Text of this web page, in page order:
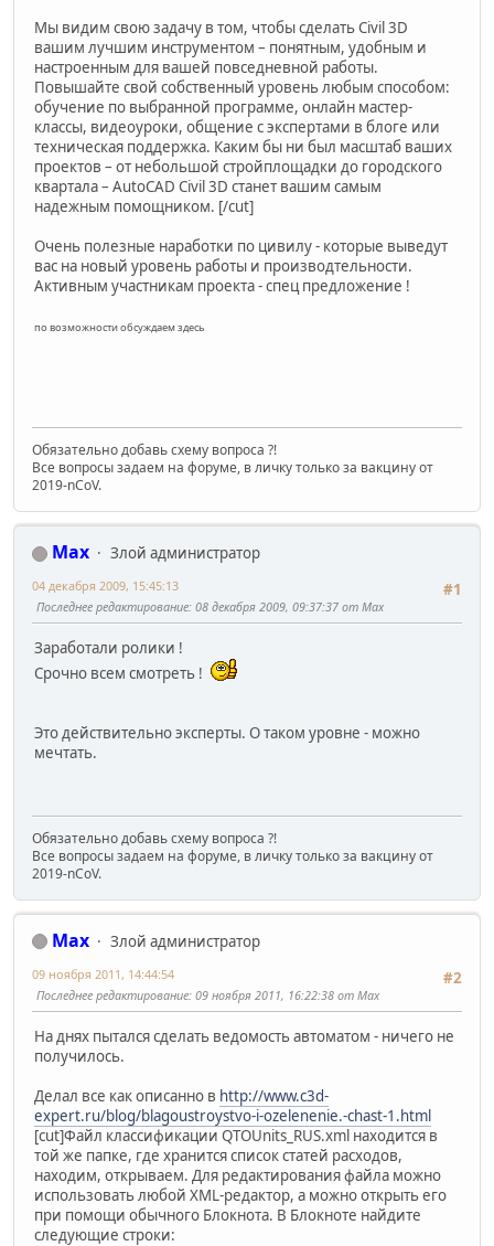
Мы видим свою задачу в том, чтобы сделать Civil 3D
вашим лучшим инструментом – понятным, удобным и
настроенным для вашей повседневной работы.
Повышайте свой собственный уровень любым способом:
обучение по выбранной программе, онлайн мастер-
классы, видеоуроки, общение с экспертами в блоге или
техническая поддержка. Каким бы ни был масштаб ваших
проектов – от небольшой стройплощадки до городского
квартала – AutoCAD Civil 3D станет вашим самым
надежным помощником. [/cut]
Очень полезные наработки по цивилу - которые выведут
вас на новый уровень работы и производтельности.
Активным участникам проекта - спец предложение !
по возможности обсуждаем здесь
Обязательно добавь схему вопроса ?!
Все вопросы задаем на форуме, в личку только за вакцину от
2019-nCoV.
Max
Злой администратор
#1
04 декабря 2009, 15:45:13
Последнее редактирование: 08 декабря 2009, 09:37:37 от Max
Заработали ролики !
Срочно всем смотреть !
Это действительно эксперты. О таком уровне - можно
мечтать.
Обязательно добавь схему вопроса ?!
Все вопросы задаем на форуме, в личку только за вакцину от
2019-nCoV.
Max
Злой администратор
#2
09 ноября 2011, 14:44:54
Последнее редактирование: 09 ноября 2011, 16:22:38 от Max
На днях пытался сделать ведомость автоматом - ничего не
получилось.
Делал все как описанно в http://www.c3d-
expert.ru/blog/blagoustroystvo-i-ozelenenie.-chast-1.html
[cut]Файл классификации QTOUnits_RUS.xml находится в
той же папке, где хранится список статей расходов,
находим, открываем. Для редактирования файла можно
использовать любой XML-редактор, а можно открыть его
при помощи обычного Блокнота. В Блокноте найдите
следующие строки: